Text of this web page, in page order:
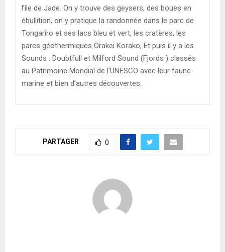
l’île de Jade. On y trouve des geysers, des boues en
ébullition, on y pratique la randonnée dans le parc de
Tongariro et ses lacs bleu et vert, les cratères, les
parcs géothermiques Orakei Korako, Et puis il y a les
Sounds : Doubtfull et Milford Sound (Fjords ) classés
au Patrimoine Mondial de l’UNESCO avec leur faune
marine et bien d’autres découvertes.
PARTAGER 0